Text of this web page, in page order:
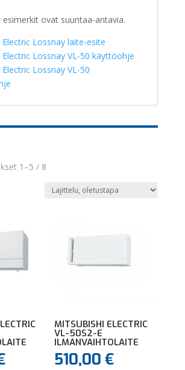
esimerkit ovat suuntaa-antavia.
Lossnay laite-esite
Lossnay VL-50 käyttöohje
Lossnay VL-50
1–5 / 8
MITSUBISHI ELECTRIC
VL-50S2-E
ILMANVAIHTOLAITE
510,00€